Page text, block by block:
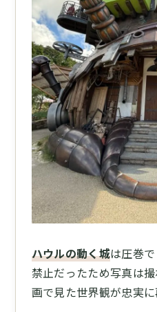
ハウルの動く城は圧巻
禁止だったため写真は
画で見た世界観が忠実に